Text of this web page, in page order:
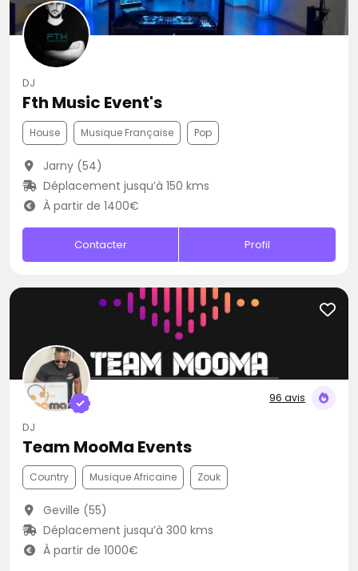
DJ
Fth Music Event's
House Musique Française Pop
Jarny (54)
Déplacement jusqu’à 150 kms
À partir de 1400€
Contacter Profil
96 avis
DJ
Team MooMa Events
Country Musique Africaine Zouk
Geville (55)
Déplacement jusqu’à 300 kms
À partir de 1000€